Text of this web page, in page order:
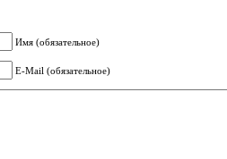
Имя (обязательное)
E-Mail (обязательное)